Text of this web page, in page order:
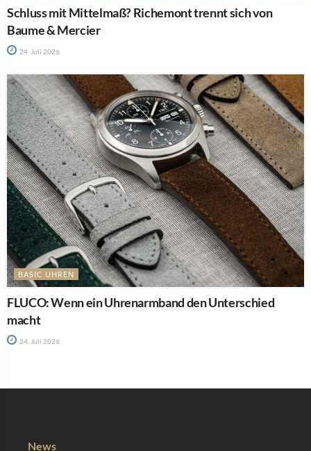
Schluss mit Mittelmaß? Richemont trennt sich von
Baume & Mercier
24. Juli 2026
BASIC UHREN
FLUCO: Wenn ein Uhrenarmband den Unterschied
macht
24. Juli 2026
News